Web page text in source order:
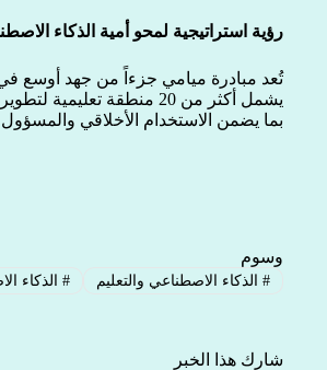
رؤية استراتيجية لمحو أمية الذكاء
تُعد مبادرة ميامي جزءاً من جهد أوسع في
يشمل أكثر من 20 منطقة
بما يضمن الاستخدام الأخلاقي والمسؤول
وسوم
#الذكاء الاصطناعي والتعليم #الذكاء
شارك هذا الخبر